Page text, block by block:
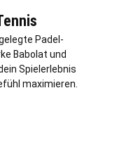
Padel-
Babolat und
Spielerlebnis
maximieren.